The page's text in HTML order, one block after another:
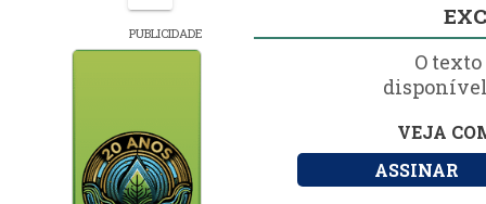
PUBLICIDADE
O
disponível
VEJA
ASSINAR